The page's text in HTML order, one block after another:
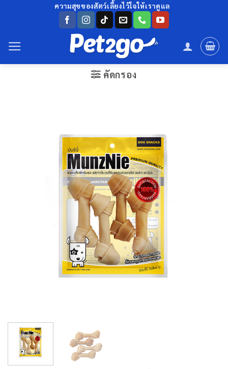
เนื้อหา
ความสุขของสัตว์เลี้ยงไว้ใจให้เราดูแล
คัดกรอง